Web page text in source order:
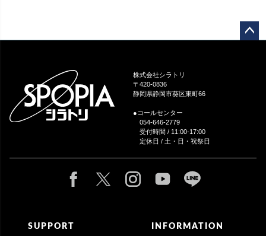
株式会社シラトリ
〒420-0836
静岡県静岡市葵区東町66
●コールセンター
054-646-2779
受付時間 / 11:00-17:00
定休日 / 土・日・祝祭日
SUPPORT INFORMATION